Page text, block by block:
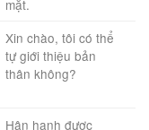
mặt.
Xin chào, tôi có thể
tự giới thiệu bản
thân không?
Hân hạnh được